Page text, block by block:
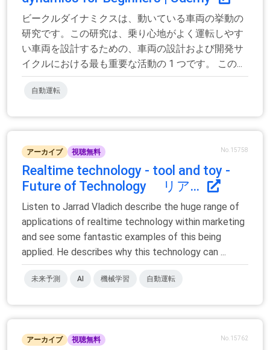
ビークルダイナミクスは、動いている車両の挙動の
研究です。この研究は、乗り心地がよく運転しやす
い車両を設計するための、車両の設計および開発サ
イクルにおける最も重要な活動の 1 つです。 この...
自動運転
アーカイブ 視聴無料 No.15758
Realtime technology - tool and toy -
Future of Technology リア...
Listen to Jarrad Vladich describe the huge range of
applications of realtime technology within marketing
and see some fantastic examples of this being
applied. He describes why this technology can ...
未来予測 AI 機械学習 自動運転
アーカイブ 視聴無料 No.15762